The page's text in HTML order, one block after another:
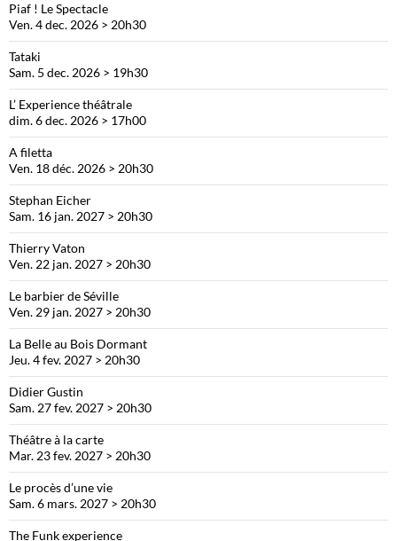
Piaf ! Le Spectacle
Ven. 4 dec. 2026 > 20h30
Tataki
Sam. 5 dec. 2026 > 19h30
L’ Experience théâtrale
dim. 6 dec. 2026 > 17h00
A filetta
Ven. 18 déc. 2026 > 20h30
Stephan Eicher
Sam. 16 jan. 2027 > 20h30
Thierry Vaton
Ven. 22 jan. 2027 > 20h30
Le barbier de Séville
Ven. 29 jan. 2027 > 20h30
La Belle au Bois Dormant
Jeu. 4 fev. 2027 > 20h30
Didier Gustin
Sam. 27 fev. 2027 > 20h30
Théâtre à la carte
Mar. 23 fev. 2027 > 20h30
Le procès d’une vie
Sam. 6 mars. 2027 > 20h30
The Funk experience